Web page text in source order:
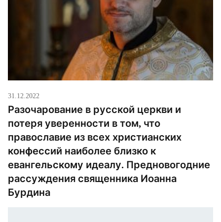
31.12.2022
Разочарование в русской церкви и
потеря уверенности в том, что
православие из всех христианских
конфессий наиболее близко к
евангельскому идеалу. Предновогодние
рассуждения священника Иоанна
Бурдина